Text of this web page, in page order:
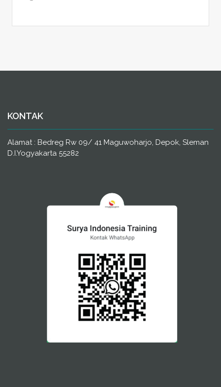
KONTAK
Alamat : Bedreg Rw 09/ 41 Maguwoharjo, Depok, Sleman
D.I.Yogyakarta 55282